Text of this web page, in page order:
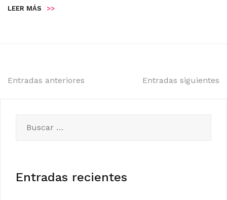
LEER MÁS >>
Navegación
entradas
Entradas anteriores Entradas siguientes
Entradas recientes